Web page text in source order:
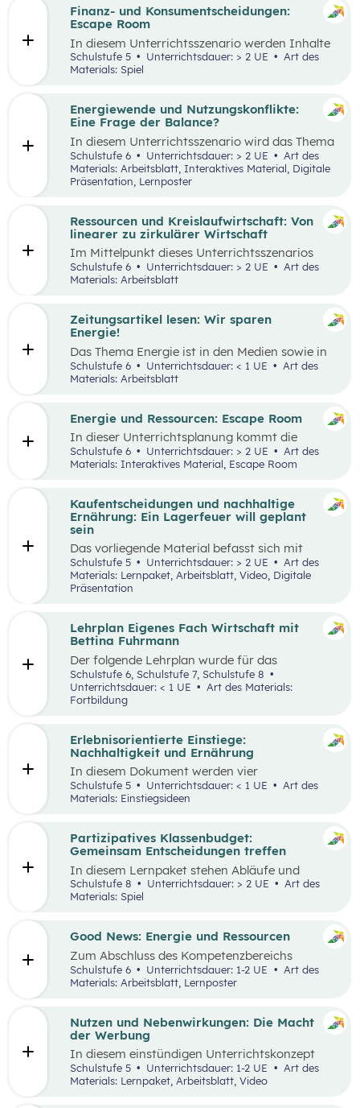
Energiewende und Nutzungskonflikte:
Eine Frage der Balance?
In diesem Unterrichtsszenario wird das Thema
Energiewende und damit einhergehende
Nutzungskonflikte behandelt. Methodisch wird
zuerst mit einem Wimmelbild gearbeitet, auf
dem unterschiedliche Szenen und Darstellungen
einhergehender Konflikte zu finden sind.
Schulstufe 6 Unterrichtsdauer: > 2 UE
Materials: Arbeitsblatt, Interaktives Material, Digitale
Präsentation, Lernposter
Energie und Ressourcen: Escape Room
In dieser Unterrichtsplanung kommt die
Methode „Escape Room“ zum Einsatz. Ziel ist
es, Inhalte des Kompetenzbereichs
„Nachhaltiger Umgang mit Energie und
durch Kooperation bei der Teamarbeit
zwischenmenschliche Kompetenzen zu stärken
und sogenannte 21
stCentury Skills zu schulen.
Schulstufe 6 Unterrichtsdauer: > 2 UE
Materials: Interaktives Material, Escape Room
Ressourcen und Kreislaufwirtschaft: Von
linearer zu zirkulärer Wirtschaft
Im Mittelpunkt dieses Unterrichtsszenarios
steht ein sprachsensibel aufbereiteter Text zum
Thema verantwortungsvoller Umgang mit
„Wohin?“ gestellt und die Konzepte „lineares
Wirtschaften” und „Kreislaufwirtschaft”
erarbeitet.
Schulstufe 6 Unterrichtsdauer: > 2 UE
Art des
Materials: Arbeitsblatt
Partizipatives Klassenbudget:
Gemeinsam Entscheidungen treffen
In diesem Lernpaket stehen Abläufe und
Methoden im Vordergrund, die den
Schüler:innen helfen sollen, das WIR vor das
Ernährungsrat, wie sich Kaufentscheidungen
auf Umwelt, Gesundheit und das Miteinander
auswirken.
Schulstufe 8 Unterrichtsdauer: > 2 UE
Art des
Materials: Spiel
Beispielen wird an die Lebenswelt der
Schüler:innen angeknüpft, die selbst unbezahlte
Tätigkeiten im Haushalt aufzeichnen und deren
Verteilung reflektieren.
Kaufentscheidungen und nachhaltige
Ernährung: Ein Lagerfeuer will geplant
sein
Das vorliegende Material befasst sich mit
Kaufentscheidungen, der Herkunft von
Lebensmitteln, dem Bewusstsein für eine
nachhaltige Ernährung sowie mit dem Umgang
sein“aufgebaut. Mit zusätzlich bereitgestellten
Materialien können die im Video
werden.
Schulstufe 5 Unterrichtsdauer: > 2 UE
Art des
Materials: Lernpaket, Arbeitsblatt, Video, Digitale
Präsentation
Finanz- und Konsumentscheidungen:
Escape Room
In diesem Unterrichtsszenario werden Inhalte
desKompetenzbereichs„Leben und
Wirtschaften im eigenen Umfeld“ spielerisch
Kooperation bei der Teamarbeit
zwischenmenschliche Kompetenzen zu stärken
und sogenannte 21
st
Schulstufe 5 Unterrichtsdauer: > 2 UE
Art des
Materials: Spiel
Nutzen und Nebenwirkungen: Die Macht
der Werbung
In diesem einstündigen Unterrichtskonzept
lernen die Schüler:innen den Nutzen sowie die
Vor- und Nachteile von Werbung kennen.
Schulstufe 5 Unterrichtsdauer: 1-2 UE
Art des
Materials: Lernpaket, Arbeitsblatt, Video
Erlebnisorientierte Einstiege:
Nachhaltigkeit und Ernährung
In diesem Dokument werden vier
Einstiegsideen für denKompetenzbereich
„Leben und Wirtschaften im Hinblick auf
Erlebnis für die Schüler:innen verbunden sind
und wo auch außerschulische Lernorte
Schulstufe 5 Unterrichtsdauer: < 1 UE
Materials: Einstiegsideen
Good News: Energie und Ressourcen
Zum Abschluss des Kompetenzbereichs
„Energie und Ressourcen“ beschäftigen sich
Schüler:innen mit positiven Nachrichten und
Beispielen, damit sie sich von den Problemen,
nicht überwältigt fühlen.
Schulstufe 6 Unterrichtsdauer: 1-2 UE
Materials: Arbeitsblatt, Lernposter
Zeitungsartikel lesen: Wir sparen
Energie!
Das Thema Energie ist in den Medien sowie in
täglichen Gesprächen allgegenwärtig. Dabei
wird oft von hohem Energieverbrauch, von
Energie sind seit dem Ukrainekrieg ein
omnipräsentes Thema.
Schulstufe 6 Unterrichtsdauer: < 1 UE
Materials: Arbeitsblatt
Lehrplan Eigenes Fach Wirtschaft mit
Bettina Fuhrmann
Der folgende Lehrplan wurde für das
Unterrichtsgegenstand “Wirtschaft” für den
Schulpiloten der Stiftung für
Wirtschaftsbildung konzipiert. Wirtschaft
verstehen und gestalten zu lernen steht dabei
Schulstufe 6, Schulstufe 7, Schulstufe 8
Unterrichtsdauer: < 1 UE
Fortbildung